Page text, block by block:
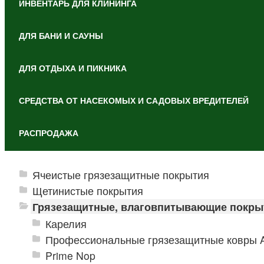
ИНВЕНТАРЬ ДЛЯ КЛИНИНГА
ДЛЯ БАНИ И САУНЫ
ДЛЯ ОТДЫХА И ПИКНИКА
СРЕДСТВА ОТ НАСЕКОМЫХ И САДОВЫХ ВРЕДИТЕЛЕЙ
РАСПРОДАЖА
Ячеистые грязезащитные покрытия
Щетинистые покрытия
Грязезащитные, влаговпитывающие
Карелия
Профессиональные грязезащитные ковры
Prime Nop